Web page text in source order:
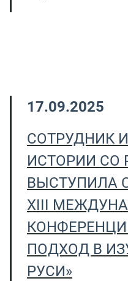
17.09.2025
СОТРУДНИК
ИСТОРИИ СО
ВЫСТУПИЛА
XIII
ПОДХОД В
РУСИ»